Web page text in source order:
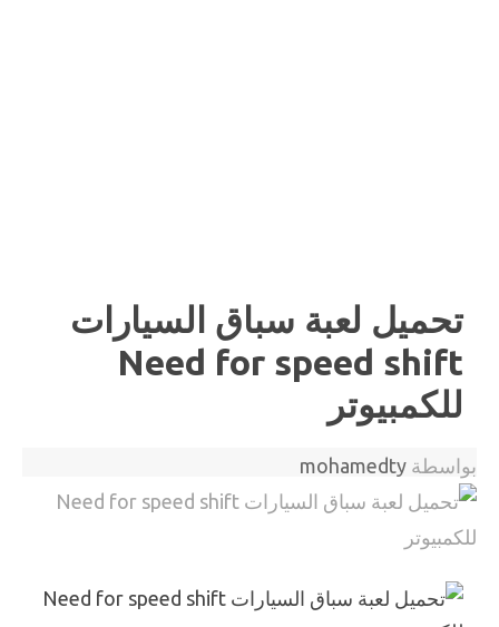
تحميل لعبة سباق السيارات
Need for speed shift
للكمبيوتر
بواسطة mohamedty